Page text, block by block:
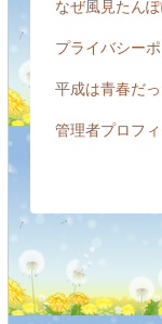
なぜ風見たん
プライバシー
平成は青春だ
管理者プロフ